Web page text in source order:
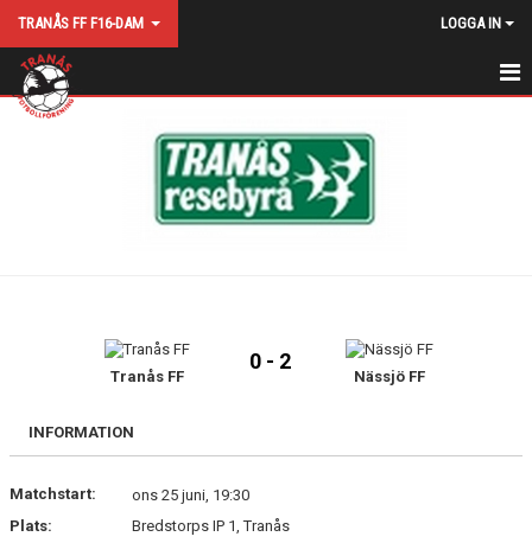
TRANÅS FF F16-DAM LOGGA IN
HEM
DOKUMENT
Tranås FF
0 - 2
Nässjö FF
INFORMATION
Matchstart:
ons 25 juni, 19:30
Plats:
Bredstorps IP 1, Tranås